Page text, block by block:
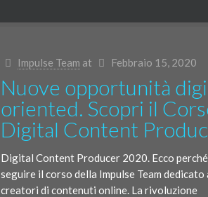
Impulse Team at Febbraio 15, 2020
Nuove opportunità
oriented. Scopri il
Digital Content
Digital Content Producer 2020. Ecco perché
seguire il corso della Impulse Team dedicato
creatori di contenuti online. La rivoluzione